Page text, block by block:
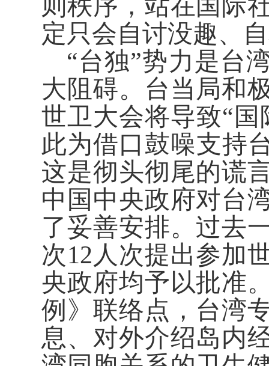
则秩序，站在国际
定只会自讨没趣、
“台独”势力是台
大阻碍。台当局和
世卫大会将导致“
此为借口鼓噪支持
这是彻头彻尾的谎
中国中央政府对台
了妥善安排。过去
次12人次提出参加
央政府均予以批准
例》联络点，台湾
息、对外介绍岛内